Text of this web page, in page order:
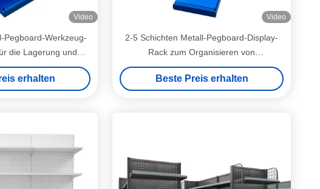
Video
Pegboard-Werkzeug-
die Lagerung und
erhalten
Video
2-5 Schichten Metall-Pegboard-Display-
Rack zum Organisieren von
Elektrowerkzeugen in Hardware-Laden-
Ausstellung
Beste Preis erhalten